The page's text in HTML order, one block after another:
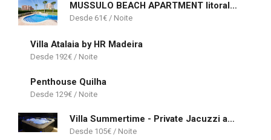
MUSSULO BEACH APARTMENT litoralmar
61€
Villa Atalaia by HR Madeira
192€
Penthouse Quilha
129€
Villa Summertime - Private Jacuzzi and bikes, beach 800m
105€